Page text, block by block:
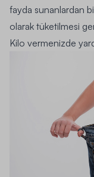
fayda sunanlardan
olarak tüketilmesi
Kilo vermenizde